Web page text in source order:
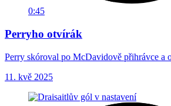
0:45
Perryho otvírák
Perry skóroval po McDavidově přihrávce a
11. kvě 2025